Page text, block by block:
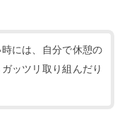
には、自分で休憩の
ッツリ取り組んだり